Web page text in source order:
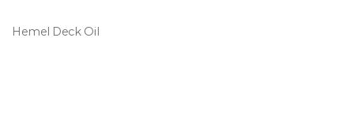
Hemel Deck Oil